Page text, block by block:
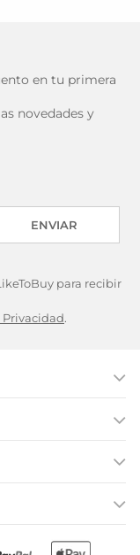
en tu primera
novedades y
ENVIAR
para recibir
.